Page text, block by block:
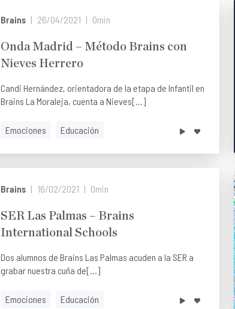
Brains 26/04/2021 0min
Onda Madrid – Método Brains con
Nieves Herrero
Candi Hernández, orientadora de la etapa de Infantil en
Brains La Moraleja, cuenta a Nieves[...]
Emociones Educación
Brains 16/02/2021 0min
SER Las Palmas – Brains
International Schools
Dos alumnos de Brains Las Palmas acuden a la SER a
grabar nuestra cuña de[...]
Emociones Educación